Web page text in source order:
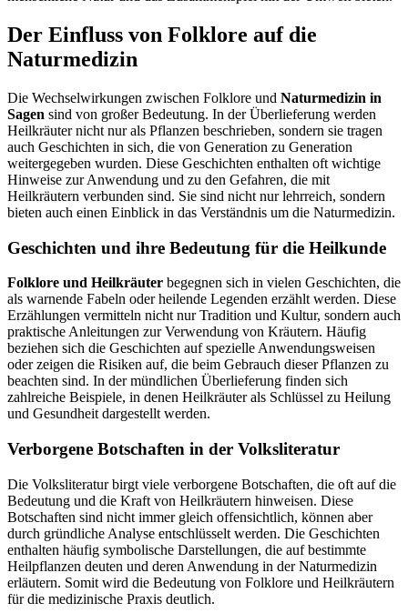
Der Einfluss von Folklore auf die
Naturmedizin
Die Wechselwirkungen zwischen Folklore und Naturmedizin in
Sagen sind von großer Bedeutung. In der Überlieferung werden
Heilkräuter nicht nur als Pflanzen beschrieben, sondern sie tragen
auch Geschichten in sich, die von Generation zu Generation
weitergegeben wurden. Diese Geschichten enthalten oft wichtige
Hinweise zur Anwendung und zu den Gefahren, die mit
Heilkräutern verbunden sind. Sie sind nicht nur lehrreich, sondern
bieten auch einen Einblick in das Verständnis um die Naturmedizin.
Geschichten und ihre Bedeutung für die Heilkunde
Folklore und Heilkräuter begegnen sich in vielen Geschichten, die
als warnende Fabeln oder heilende Legenden erzählt werden. Diese
Erzählungen vermitteln nicht nur Tradition und Kultur, sondern auch
praktische Anleitungen zur Verwendung von Kräutern. Häufig
beziehen sich die Geschichten auf spezielle Anwendungsweisen
oder zeigen die Risiken auf, die beim Gebrauch dieser Pflanzen zu
beachten sind. In der mündlichen Überlieferung finden sich
zahlreiche Beispiele, in denen Heilkräuter als Schlüssel zu Heilung
und Gesundheit dargestellt werden.
Verborgene Botschaften in der Volksliteratur
Die Volksliteratur birgt viele verborgene Botschaften, die oft auf die
Bedeutung und die Kraft von Heilkräutern hinweisen. Diese
Botschaften sind nicht immer gleich offensichtlich, können aber
durch gründliche Analyse entschlüsselt werden. Die Geschichten
enthalten häufig symbolische Darstellungen, die auf bestimmte
Heilpflanzen deuten und deren Anwendung in der Naturmedizin
erläutern. Somit wird die Bedeutung von Folklore und Heilkräutern
für die medizinische Praxis deutlich.